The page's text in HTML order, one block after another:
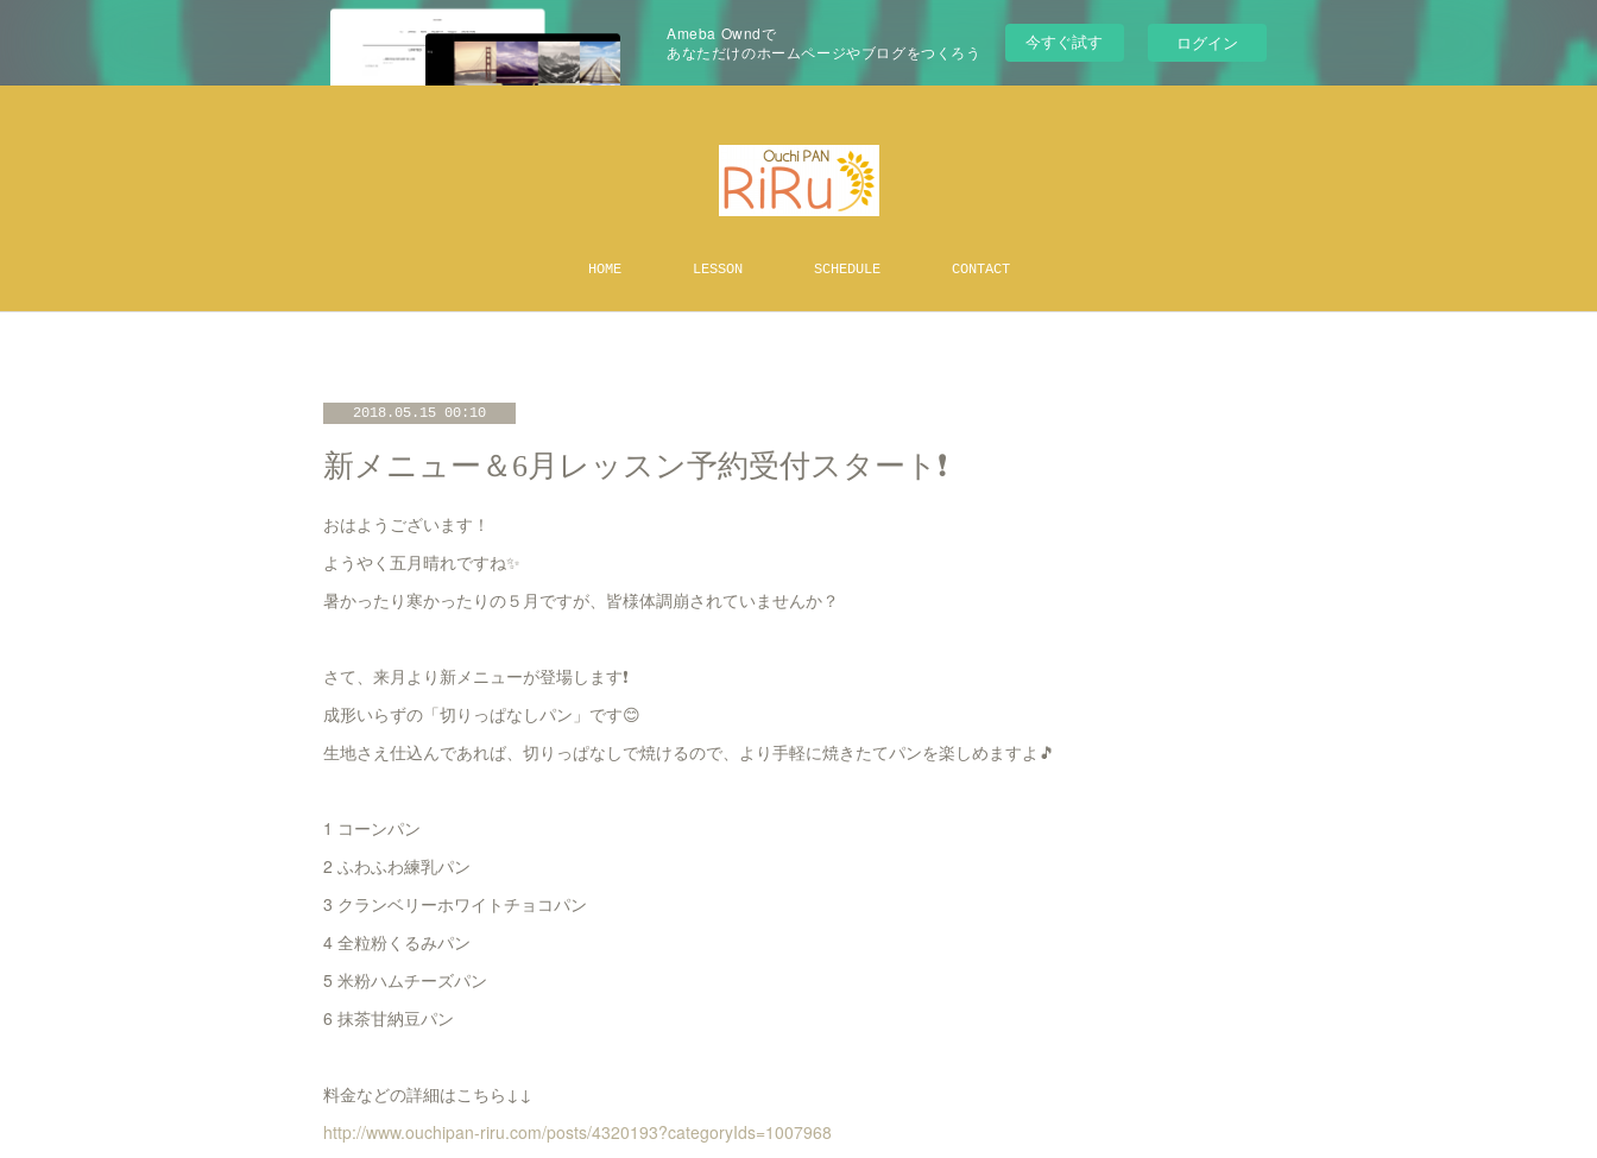
Ameba Owndで
あなただけのホームページやブログをつくろう
今すぐ試す ログイン
HOME LESSON SCHEDULE CONTACT
2018.05.15 00:10
新メニュー＆6月レッスン予約受付スタート❗️
おはようございます！
ようやく五月晴れですね✨
暑かったり寒かったりの５月ですが、皆様体調崩されていませんか？
さて、来月より新メニューが登場します❗️
成形いらずの「切りっぱなしパン」です😊
生地さえ仕込んであれば、切りっぱなしで焼けるので、より手軽に焼きたてパンを楽しめますよ🎵
1 コーンパン
2 ふわふわ練乳パン
3 クランベリーホワイトチョコパン
4 全粒粉くるみパン
5 米粉ハムチーズパン
6 抹茶甘納豆パン
料金などの詳細はこちら↓↓
http://www.ouchipan-riru.com/posts/4320193?categoryIds=1007968